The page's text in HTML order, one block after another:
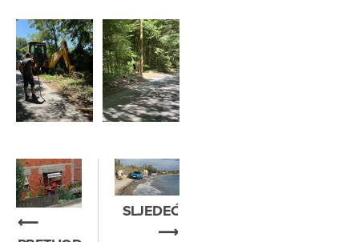
⟵
SLJEDEĆE
⟶